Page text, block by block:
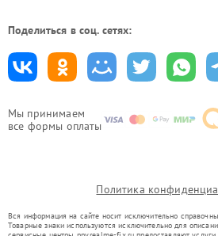
Мы принимаем
все формы оплаты
Поделиться в соц. сетях:
Политика
Вся информация на сайте носит исключительно
Товарные знаки используются исключительно для